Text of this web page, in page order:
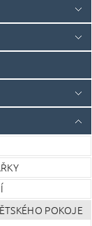
POKOJE